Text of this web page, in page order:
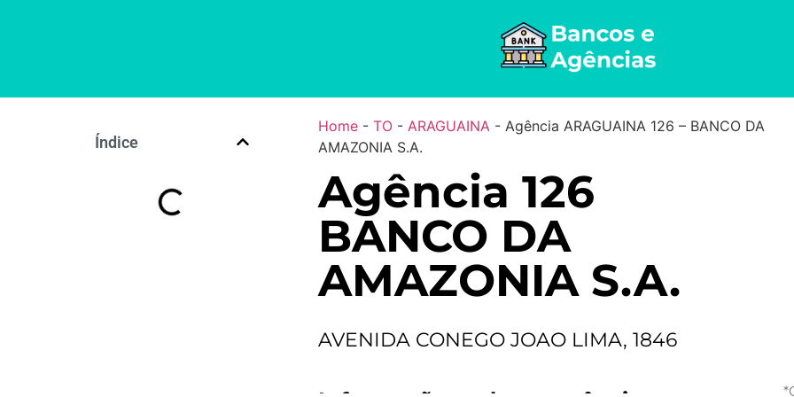
Índice
Home- TO- ARAGUAINA - Agência ARAGUAINA 126 – BANCO DA
AMAZONIA S.A.
Agência 126
BANCO DA
AMAZONIA S.A.
AVENIDA CONEGO JOAO LIMA, 1846